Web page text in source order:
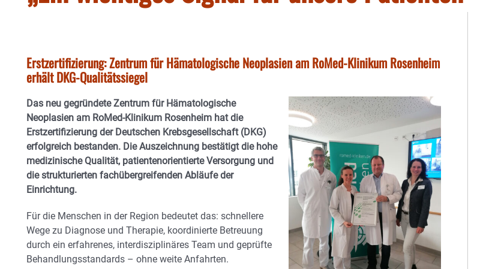
Erstzertifizierung: Zentrum für Hämatologische Neoplasien am RoMed-Klinikum Rosenheim
erhält DKG-Qualitätssiegel
Das neu gegründete Zentrum für Hämatologische
Neoplasien am RoMed-Klinikum Rosenheim hat die
Erstzertifizierung der Deutschen Krebsgesellschaft (DKG)
erfolgreich bestanden. Die Auszeichnung bestätigt die hohe
medizinische Qualität, patientenorientierte Versorgung und
die strukturierten fachübergreifenden Abläufe der
Einrichtung.
Für die Menschen in der Region bedeutet das: schnellere
Wege zu Diagnose und Therapie, koordinierte Betreuung
durch ein erfahrenes, interdisziplinäres Team und geprüfte
Behandlungsstandards – ohne weite Anfahrten.